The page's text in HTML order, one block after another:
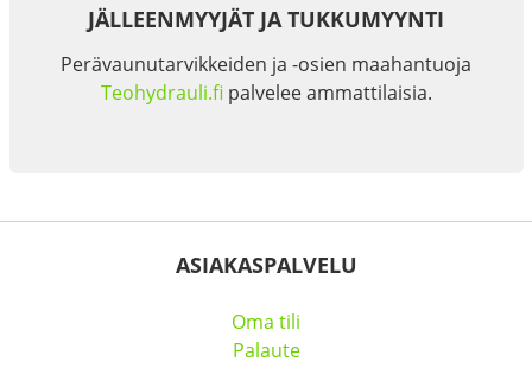
JÄLLEENMYYJÄT JA TUKKUMYYNTI
Perävaunutarvikkeiden ja -osien maahantuoja
Teohydrauli.fi palvelee ammattilaisia.
ASIAKASPALVELU
Oma tili
Palaute